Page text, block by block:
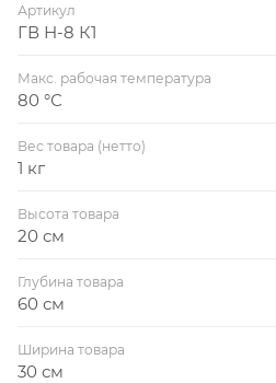
– в зависимости от
или нагнетающей части
вставки разделяют на
часть) и квадратные/
гибкие вставки на
части одинаковы.
Артикул
ГВ Н-8 К1
Макс. рабочая температура
80 °С
Вес товара (нетто)
1 кг
Высота товара
20 см
Глубина товара
60 см
Ширина товара
30 см